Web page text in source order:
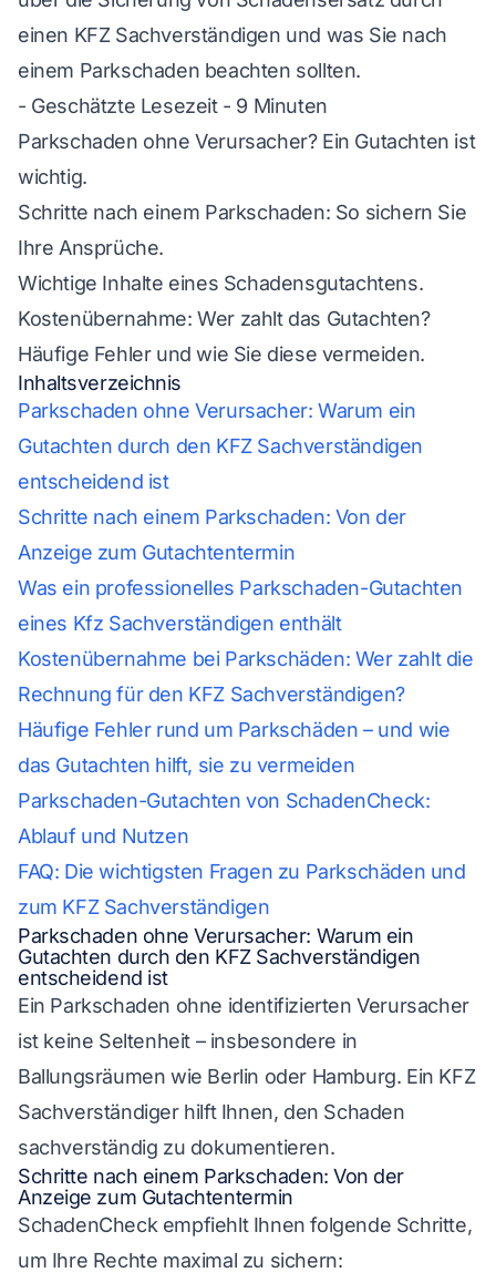
einen KFZ Sachverständigen und was Sie nach
einem Parkschaden beachten sollten.
- Geschätzte Lesezeit - 9 Minuten
Parkschaden ohne Verursacher? Ein Gutachten ist
wichtig.
Schritte nach einem Parkschaden: So sichern Sie
Ihre Ansprüche.
Wichtige Inhalte eines Schadensgutachtens.
Kostenübernahme: Wer zahlt das Gutachten?
Häufige Fehler und wie Sie diese vermeiden.
Inhaltsverzeichnis
Parkschaden ohne Verursacher: Warum ein
Gutachten durch den KFZ Sachverständigen
entscheidend ist
Schritte nach einem Parkschaden: Von der
Anzeige zum Gutachtentermin
Was ein professionelles Parkschaden-Gutachten
eines Kfz Sachverständigen enthält
Kostenübernahme bei Parkschäden: Wer zahlt die
Rechnung für den KFZ Sachverständigen?
Häufige Fehler rund um Parkschäden – und wie
das Gutachten hilft, sie zu vermeiden
Parkschaden-Gutachten von SchadenCheck:
Ablauf und Nutzen
FAQ: Die wichtigsten Fragen zu Parkschäden und
zum KFZ Sachverständigen
Parkschaden ohne Verursacher: Warum ein
Gutachten durch den KFZ Sachverständigen
entscheidend ist
Ein Parkschaden ohne identifizierten Verursacher
ist keine Seltenheit – insbesondere in
Ballungsräumen wie Berlin oder Hamburg. Ein KFZ
Sachverständiger hilft Ihnen, den Schaden
sachverständig zu dokumentieren.
Schritte nach einem Parkschaden: Von der
Anzeige zum Gutachtentermin
SchadenCheck empfiehlt Ihnen folgende Schritte,
um Ihre Rechte maximal zu sichern: